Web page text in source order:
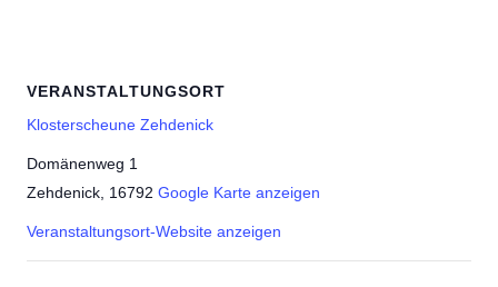
VERANSTALTUNGSORT
Klosterscheune Zehdenick
Domänenweg 1
Zehdenick 16792 Google Karte anzeigen
Veranstaltungsort-Website anzeigen